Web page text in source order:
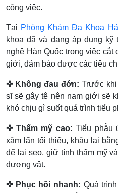
công việc.
Tại Phòng Khám Đa Khoa
khoa đã và đang áp dụng kỹ
nghệ Hàn Quốc trong việc
giới, đảm bảo được các tiêu
✜ Không đau đớn: Trước khi
sĩ sẽ gây tê nên nam giới sẽ
khó chịu gì suốt quá trình tiểu
✜ Thẩm mỹ cao: Tiểu phẫu
xâm lấn tối thiểu, khâu lại
để lại sẹo, giữ tính thẩm mỹ
dương vật.
✜ Phục hồi nhanh: Quá